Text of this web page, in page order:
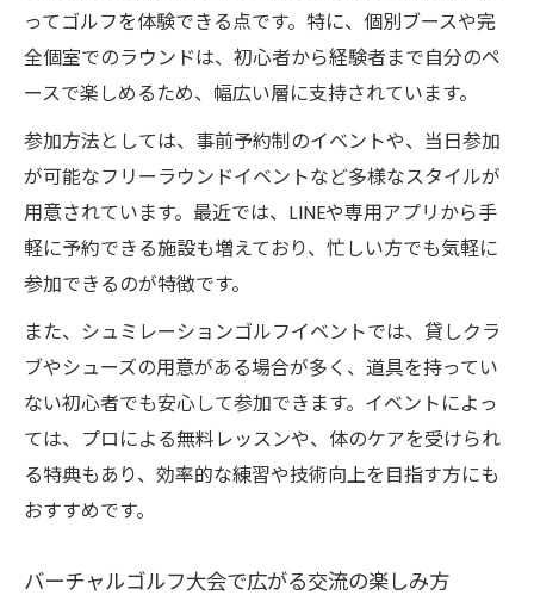
ってゴルフを体験できる点です。特に、個別ブースや完
全個室でのラウンドは、初心者から経験者まで自分のペ
ースで楽しめるため、幅広い層に支持されています。
参加方法としては、事前予約制のイベントや、当日参加
が可能なフリーラウンドイベントなど多様なスタイルが
用意されています。最近では、LINEや専用アプリから手
軽に予約できる施設も増えており、忙しい方でも気軽に
参加できるのが特徴です。
また、シュミレーションゴルフイベントでは、貸しクラ
ブやシューズの用意がある場合が多く、道具を持ってい
ない初心者でも安心して参加できます。イベントによっ
ては、プロによる無料レッスンや、体のケアを受けられ
る特典もあり、効率的な練習や技術向上を目指す方にも
おすすめです。
バーチャルゴルフ大会で広がる交流の楽しみ方